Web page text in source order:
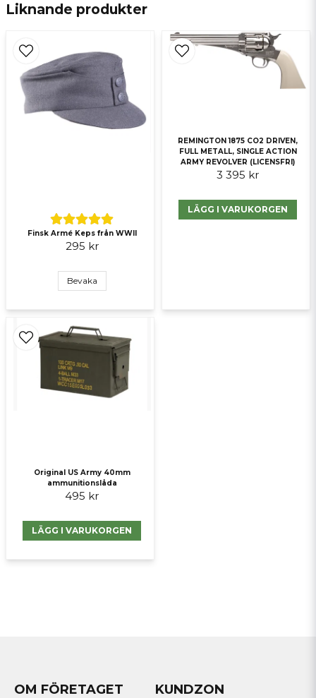
Ja, ni får publicera min fråga
Liknande produkter
Finsk Armé Keps från WWII
295 kr
Bevaka
REMINGTON 1875 CO2 DRIVEN,
FULL METALL, SINGLE ACTION
ARMY REVOLVER (LICENSFRI)
3 395 kr
LÄGG I VARUKORGEN
Original US Army 40mm
ammunitionslåda
495 kr
LÄGG I VARUKORGEN
OM FÖRETAGET KUNDZON